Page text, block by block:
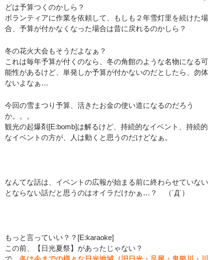
どは予算つくのかしら？
ボランティアに作業を依頼して、もしも２年雪灯里を続けた場
合、予算が付かなくなった場合は昔に戻れるのかしら？
冬の花火大会もそうだよなぁ？
これは毎年予算が付くのなら、冬の角館のような名物になる可
能性があるけど、単発しか予算が付かないのだとしたら、勿体
ないよなぁ…
今回の雪まつり予算、活きたお金の使い道になるのだろう
か。。。
観光の起爆剤[E:bomb]は解るけど、持続的なイベント、持続的
なイベントの方が、人は動くと思うのだけどなぁ。
なんてな話は、イベントの広報が始まる前に終わらせていない
とならない話だと思うのはオイラだけかぁ…？ （´Д`）
もっと言っていい？？[E:karaoke]
この前、【日光夏祭】があったじゃない？